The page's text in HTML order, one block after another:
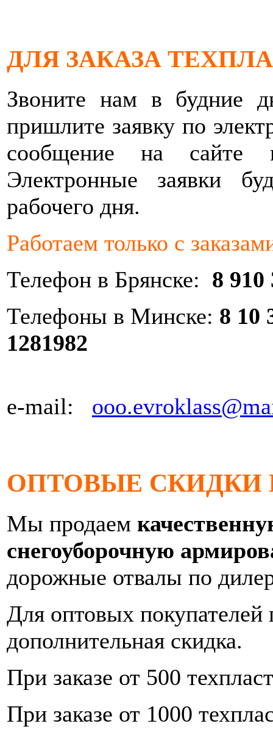
ДЛЯ ЗАКАЗА
Звоните нам в будние
пришлите заявку по
сообщение на сайте
Электронные заявки
рабочего дня.
Работаем только с
Телефон в Брянске: 8 910
Телефоны в Минске: 8 10
1281982
e-mail:
ОПТОВЫЕ СКИДКИ
Мы продаем
снегоуборочную
дорожные отвалы по
Для оптовых покупателей
дополнительная скидка.
При заказе от 500
При заказе от 1000